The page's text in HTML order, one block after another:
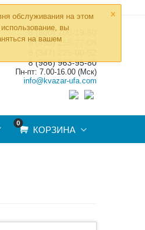
×
обслуживания на этом
вы
на вашем
8 (800) 700-19-50
8 (495) 255-77-08
8 (986) 963-95-80
Пн-пт: 7.00-16.00 (Мск)
info@kvazar-ufa.com
0
КОРЗИНА